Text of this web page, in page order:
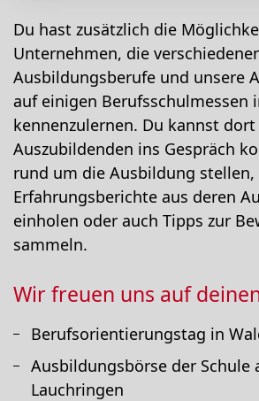
Du hast zusätzlich die
Unternehmen, die
Ausbildungsberufe und unsere
auf einigen Berufsschulmessen
kennenzulernen. Du kannst
Auszubildenden ins Gespräch
rund um die Ausbildung stellen,
Erfahrungsberichte aus deren
einholen oder auch Tipps zur
sammeln.
Wir freuen uns auf
Berufsorientierungstag in
Ausbildungsbörse der Schule
Lauchringen